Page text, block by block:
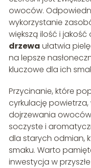
owoców.
wykorzystanie
większą ilość i
drzewa ułatwia
na lepsze
kluczowe dla ich
Przycinanie, które
cyrkulację
dojrzewania
soczyste i
dla starych odmian,
smaku. Warto
inwestycja w